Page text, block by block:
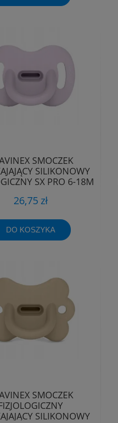
SMOCZEK
SILIKONOWY
SX PRO 6-18M
26,75 zł
DO KOSZYKA
SMOCZEK
SILIKONOWY